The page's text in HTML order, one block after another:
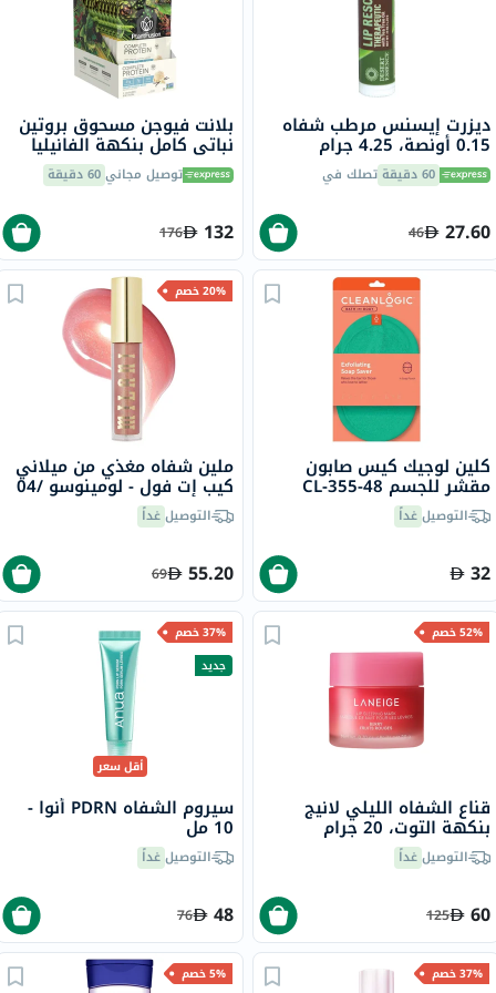
ديزرت إيسنس مرطب شفاه
0.15 أونصة، 4.25 جرام
60 دقيقة تصلك في
27.60
46
بلانت فيوجن مسحوق بروتين
نباتي كامل بنكهة الفانيليا
الكريمية 30 جرام، حزمه من
12 توصيل مجاني60 دقيقة
132
176
كلين لوجيك كيس صابون
مقشر للجسم CL-355-48
التوصيلغداً
32
20% خصم
ملين شفاه مغذي من ميلاني
كيب إت فول - لومينوسو /04
التوصيلغداً
55.20
69
52% خصم
قناع الشفاه الليلي لانيج
بنكهة التوت، 20 جرام
التوصيلغداً
60
125
37% خصم
جديد
أقل سعر
سيروم الشفاه PDRN أنوا -
10 مل
التوصيلغداً
48
76
37% خصم 5% خصم